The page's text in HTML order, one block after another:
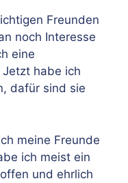
Freunden
noch Interesse
eine
habe ich
dafür sind sie
meine Freunde
ich meist ein
und ehrlich